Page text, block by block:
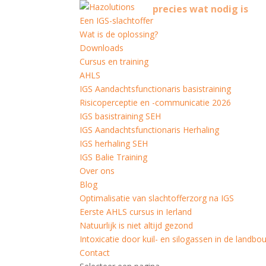
precies wat nodig is
Een IGS-slachtoffer
Wat is de oplossing?
Downloads
Cursus en training
AHLS
IGS Aandachtsfunctionaris basistraining
Risicoperceptie en -communicatie 2026
IGS basistraining SEH
IGS Aandachtsfunctionaris Herhaling
IGS herhaling SEH
IGS Balie Training
Over ons
Blog
Optimalisatie van slachtofferzorg na IGS
Eerste AHLS cursus in Ierland
Natuurlijk is niet altijd gezond
Intoxicatie door kuil- en silogassen in de
Contact